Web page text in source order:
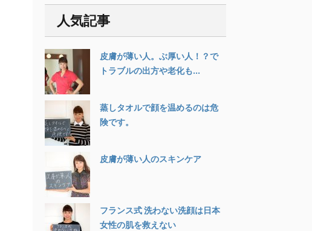
人気記事
皮膚が薄い人。ぶ厚い人！？で
トラブルの出方や老化も...
蒸しタオルで顔を温めるのは危
険です。
皮膚が薄い人のスキンケア
フランス式 洗わない洗顔は日本
女性の肌を救えない